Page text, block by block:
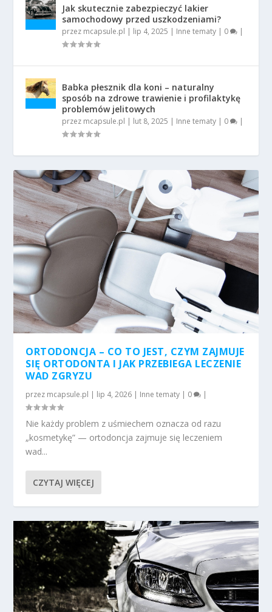
Jak skutecznie zabezpieczyć lakier
samochodowy przed uszkodzeniami?
przez mcapsule.pl | lip 4, 2025 | Inne tematy | 0 |
Babka płesznik dla koni – naturalny
sposób na zdrowe trawienie i profilaktykę
problemów jelitowych
przez mcapsule.pl | lut 8, 2025 | Inne tematy | 0 |
ORTODONCJA – CO TO JEST, CZYM ZAJMUJE
SIĘ ORTODONTA I JAK PRZEBIEGA LECZENIE
WAD ZGRYZU
przez mcapsule.pl | lip 4, 2026 | Inne tematy | 0 |
Nie każdy problem z uśmiechem oznacza od razu
„kosmetykę” — ortodoncja zajmuje się leczeniem
wad...
CZYTAJ WIĘCEJ